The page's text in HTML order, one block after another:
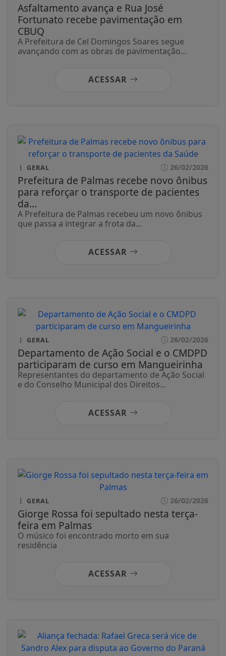
Asfaltamento avança e Rua José
Fortunato recebe pavimentação em
CBUQ
A Prefeitura de Cel Domingos Soares segue
avançando com as obras de pavimentação...
ACESSAR
GERAL 26/02/2026
Prefeitura de Palmas recebe novo ônibus
para reforçar o transporte de pacientes
da...
A Prefeitura de Palmas recebeu um novo ônibus
que passa a integrar a frota da...
ACESSAR
GERAL 26/02/2026
Departamento de Ação Social e o CMDPD
participaram de curso em Mangueirinha
Representantes do departamento de Ação Social
e do Conselho Municipal dos Direitos...
ACESSAR
GERAL 26/02/2026
Giorge Rossa foi sepultado nesta terça-
feira em Palmas
O músico foi encontrado morto em sua
residência
ACESSAR